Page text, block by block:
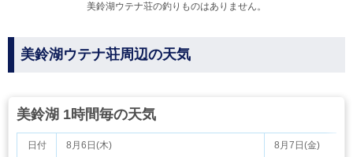
美鈴湖ウテナ荘の釣りものはありません。
美鈴湖ウテナ荘周辺の天気
美鈴湖 1時間毎の天気
日付 8月6日(木) 8月7日(金)